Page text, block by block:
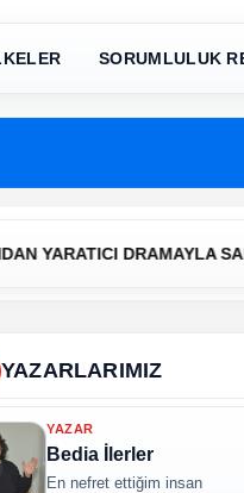
SORUMLULUK
DRAMAYLA SAHNEYE
YAZARLARIMIZ
YAZAR
Bedia İlerler
En nefret ettiğim insan